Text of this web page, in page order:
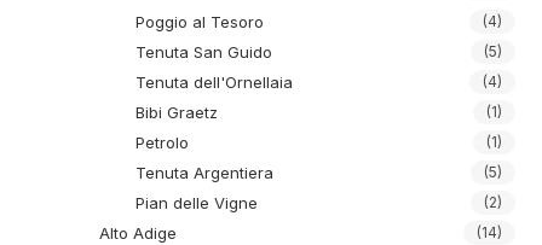
Poggio al Tesoro (4)
Tenuta San Guido (5)
Tenuta dell'Ornellaia (4)
Bibi Graetz (1)
Petrolo (1)
Tenuta Argentiera (5)
Pian delle Vigne (2)
Alto Adige (14)